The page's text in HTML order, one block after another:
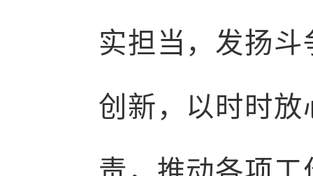
实担当，发扬
创新，以时时